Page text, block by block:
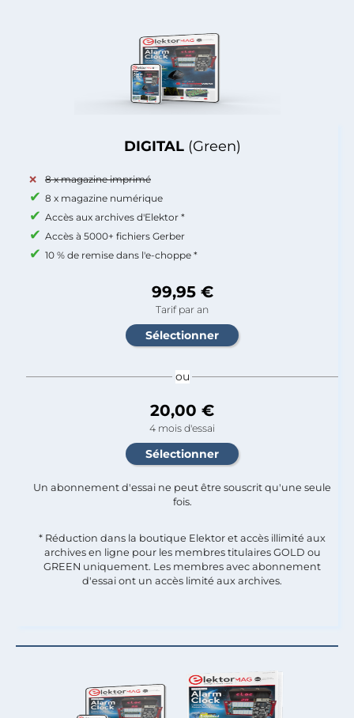
DIGITAL (Green)
8 x magazine imprimé
8 x magazine numérique
Accès aux archives d'Elektor *
Accès à 5000+ fichiers Gerber
10 % de remise dans l'e-choppe *
99,95 €
Tarif par an
ou
20,00 €
4 mois d'essai
Un abonnement d'essai ne peut être souscrit qu'une seule
fois.​
* Réduction dans la boutique Elektor et accès illimité aux
archives en ligne pour les membres titulaires GOLD ou
GREEN uniquement. Les membres avec abonnement
d'essai ont un accès limité aux archives.